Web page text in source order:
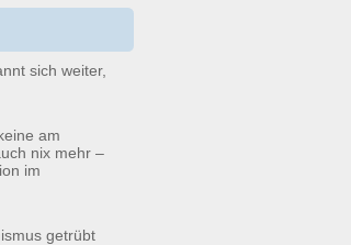
sich weiter,
am
nix mehr –
im
getrübt